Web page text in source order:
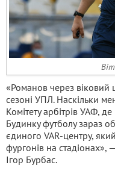
«Романов через віковий
сезоні УПЛ. Наскільки
Комітету арбітрів УАФ,
Будинку футболу зараз
єдиного VAR-центру,
фургонів на стадіонах»,
Ігор Бурбас.